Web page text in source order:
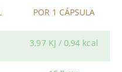
POR 1 CÁPSULA
3,97 KJ / 0,94 kcal